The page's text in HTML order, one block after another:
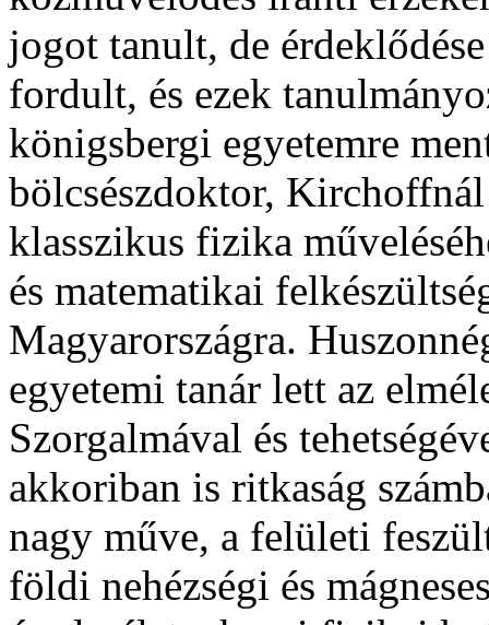
jogot tanult, de
fordult, és ezek
königsbergi egyetemre
bölcsészdoktor,
klasszikus fizika
és matematikai
Magyarországra.
egyetemi tanár lett az
Szorgalmával és
akkoriban is ritkaság
nagy műve, a felületi
földi nehézségi és